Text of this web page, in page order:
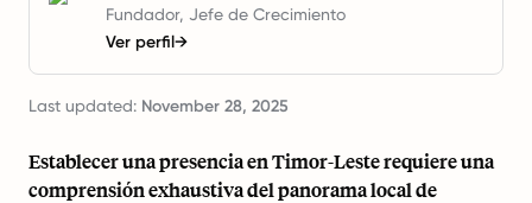
Fundador, Jefe de Crecimiento
Ver perfil→
Last updated: November 28, 2025
Establecer una presencia en Timor-Leste requiere una
comprensión exhaustiva del panorama local de